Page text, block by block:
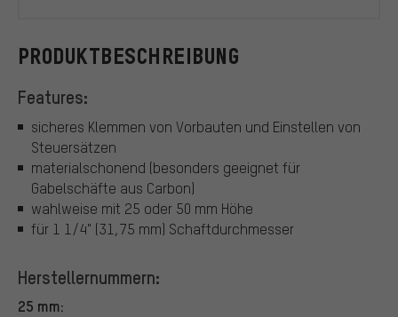
PRODUKTBESCHREIBUNG
Features:
sicheres Klemmen von Vorbauten und Einstellen von
Steuersätzen
materialschonend (besonders geeignet für
Gabelschäfte aus Carbon)
wahlweise mit 25 oder 50 mm Höhe
für 1 1/4" (31,75 mm) Schaftdurchmesser
Herstellernummern:
25 mm: